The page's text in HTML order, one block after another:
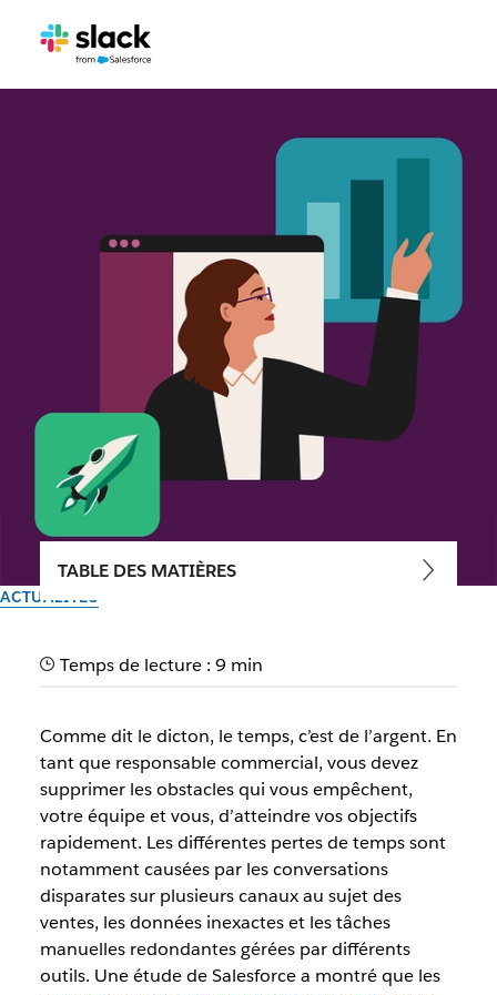
ACTUALITÉS
Avec Slack, maximisez vos
Découvrez comment Slack Sales Elevate aide les
responsables à prendre de meilleures décisions et à gagner
plus de contrats
Auteur : Kaylin Voss, Chief Revenue Officer, Slack
24 avril 2024
TABLE DES MATIÈRES
Temps de lecture : 9 min
Comme dit le dicton, le temps, c’est de l’argent. En
tant que responsable commercial, vous devez
supprimer les obstacles qui vous empêchent,
votre équipe et vous, d’atteindre vos objectifs
rapidement. Les différentes pertes de temps sont
notamment causées par les conversations
disparates sur plusieurs canaux au sujet des
ventes, les données inexactes et les tâches
manuelles redondantes gérées par différents
outils. Une étude de Salesforce a montré que les